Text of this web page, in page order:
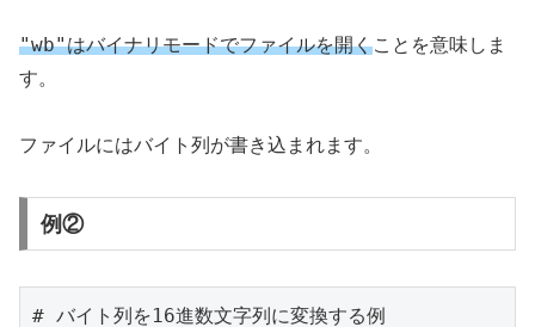
"wb"はバイナリモードでファイルを開くことを意味しま
す。
ファイルにはバイト列が書き込まれます。
例②
# バイト列を16進数文字列に変換する例